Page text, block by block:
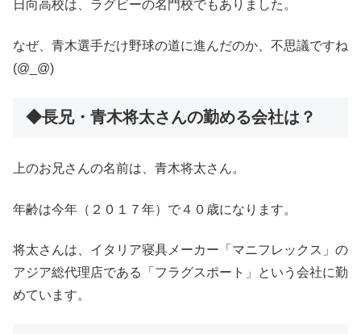
日向高校は、ラグビーの名門校でもありました。
なぜ、青木選手だけ野球の道に進んだのか、不思議ですね
(@_@)
◆長兄・青木将太さんの勤める会社は？
上のお兄さんの名前は、青木将太さん。
年齢は今年（２０１７年）で４０歳になります。
将太さんは、イタリア寝具メーカー「マニフレックス」の
アジア総代理店である「フラグスポート」という会社に勤
めています。